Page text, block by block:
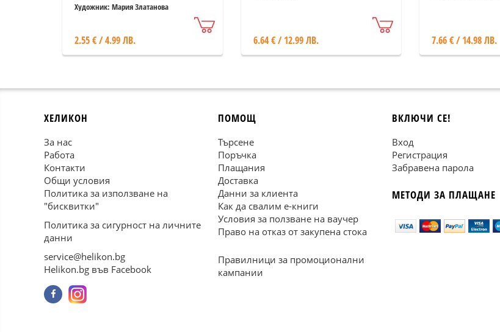
Художник: Мария Златанова
2.55 € / 4.99 ЛВ. 6.64 € / 12.99 ЛВ. 7.66 € / 14.98 ЛВ.
ХЕЛИКОН
За нас
Работа
Контакти
Общи условия
Политика за използване на
"бисквитки"
Политика за сигурност на личните
данни
service@helikon.bg
Helikon.bg във Facebook
ПОМОЩ
Търсене
Поръчка
Плащания
Доставка
Данни за клиента
Как да свалим е-книги
Условия за ползване на ваучер
Право на отказ от закупена стока
Правилници за промоционални
кампании
ВКЛЮЧИ СЕ!
Вход
Регистрация
Забравена парола
МЕТОДИ ЗА ПЛАЩАНЕ